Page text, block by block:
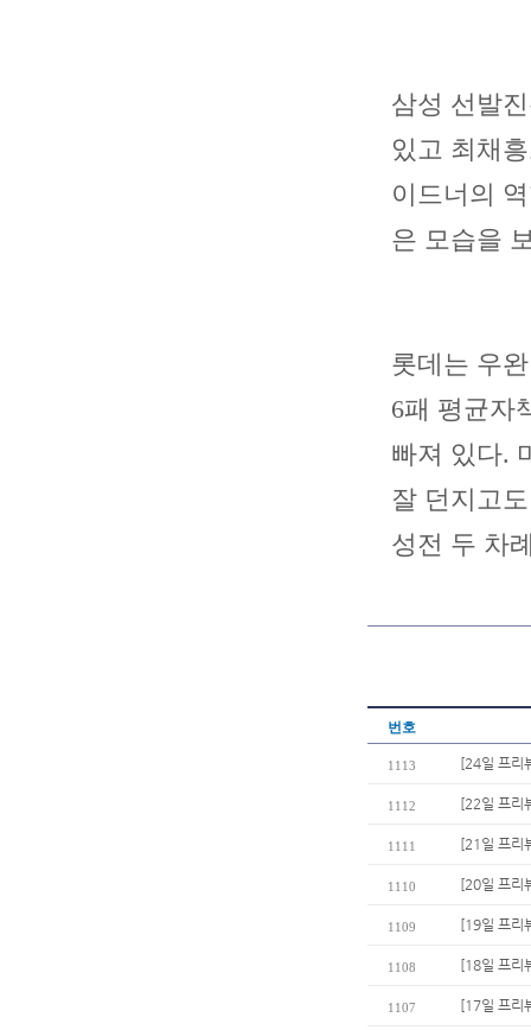
삼성 선발
있고 최채
이드너의
은 모습을
롯데는 우
6패 평균자
빠져 있다.
잘 던지고
성전 두 차
번호
1113 [24일 프리
1112 [22일 프리
1111 [21일 프리
1110 [20일 프리
1109 [19일 프리
1108 [18일 프리
1107 [17일 프리